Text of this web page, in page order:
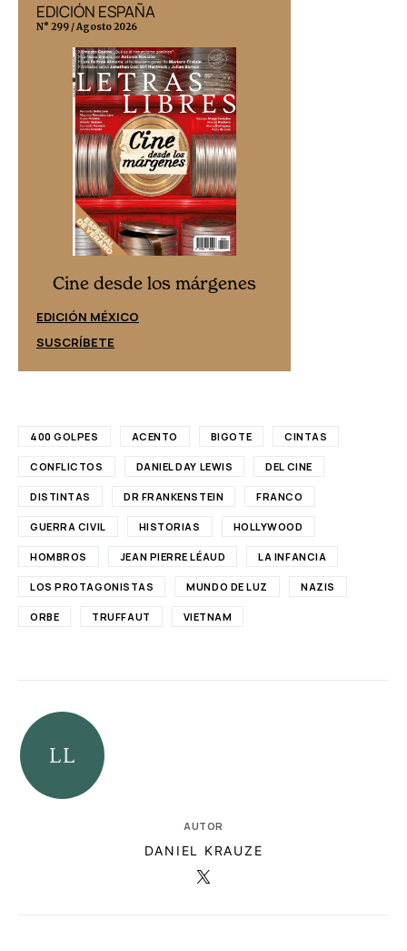
EDICIÓN ESPAÑA
N° 299 / Agosto 2026
Cine desde los márgenes
EDICIÓN MÉXICO
SUSCRÍBETE
400 GOLPES ACENTO BIGOTE CINTAS
CONFLICTOS DANIEL DAY LEWIS DEL CINE
DISTINTAS DR FRANKENSTEIN FRANCO
GUERRA CIVIL HISTORIAS HOLLYWOOD
HOMBROS JEAN PIERRE LÉAUD LA INFANCIA
LOS PROTAGONISTAS MUNDO DE LUZ NAZIS
ORBE TRUFFAUT VIETNAM
AUTOR
DANIEL KRAUZE